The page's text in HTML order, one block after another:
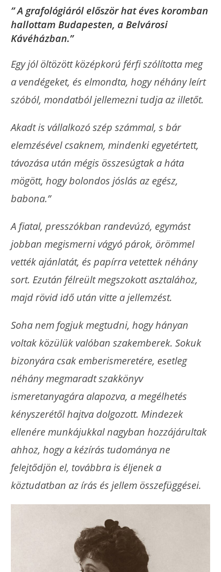
” A grafológiáról először hat éves koromban
hallottam Budapesten, a Belvárosi
Kávéházban.”
Egy jól öltözött középkorú férfi szólította meg
a vendégeket, és elmondta, hogy néhány leírt
szóból, mondatból jellemezni tudja az illetőt.
Akadt is vállalkozó szép számmal, s bár
elemzésével csaknem, mindenki egyetértett,
távozása után mégis összesúgtak a háta
mögött, hogy bolondos jóslás az egész,
babona.”
A fiatal, presszókban randevúzó, egymást
jobban megismerni vágyó párok, örömmel
vették ajánlatát, és papírra vetettek néhány
sort. Ezután félreült megszokott asztalához,
majd rövid idő után vitte a jellemzést.
Soha nem fogjuk megtudni, hogy hányan
voltak közülük valóban szakemberek. Sokuk
bizonyára csak emberismeretére, esetleg
néhány megmaradt szakkönyv
ismeretanyagára alapozva, a megélhetés
kényszerétől hajtva dolgozott. Mindezek
ellenére munkájukkal nagyban hozzájárultak
ahhoz, hogy a kézírás tudománya ne
felejtődjön el, továbbra is éljenek a
köztudatban az írás és jellem összefüggései.